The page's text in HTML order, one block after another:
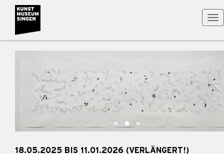
18.05.2025 BIS 11.01.2026 (VERLÄNGERT!)